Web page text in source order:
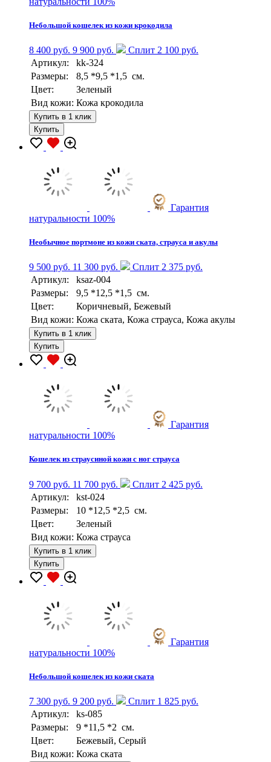
Небольшой кошелек из кожи крокодила
8 400 руб. 9 900 руб.
Сплит 2 100 руб.
Артикул:
kk-324
Размеры:
8,5 *9,5 *1,5 см.
Цвет:
Зеленый
Вид кожи: Кожа крокодила
Купить в 1 клик
Купить
Гарантия
натуральности 100%
Необычное портмоне из кожи ската, страуса и акулы
9 500 руб. 11 300 руб.
Сплит 2 375 руб.
Артикул:
ksaz-004
Размеры:
9,5 *12,5 *1,5 см.
Цвет:
Коричневый, Бежевый
Вид кожи: Кожа ската, Кожа страуса, Кожа акулы
Купить в 1 клик
Купить
Гарантия
натуральности 100%
Кошелек из страусиной кожи с ног страуса
9 700 руб. 11 700 руб.
Сплит 2 425 руб.
Артикул:
kst-024
Размеры:
10 *12,5 *2,5 см.
Цвет:
Зеленый
Вид кожи: Кожа страуса
Купить в 1 клик
Купить
Гарантия
натуральности 100%
Небольшой кошелек из кожи ската
7 300 руб. 9 200 руб.
Сплит 1 825 руб.
Артикул:
ks-085
Размеры:
9 *11,5 *2 см.
Цвет:
Бежевый, Серый
Вид кожи: Кожа ската